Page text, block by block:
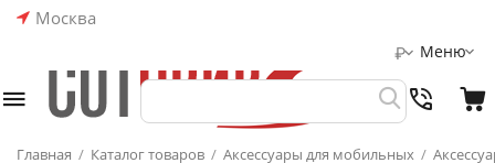
Москва
Меню
₽
Главная / Каталог товаров / Аксессуары для мобильных /